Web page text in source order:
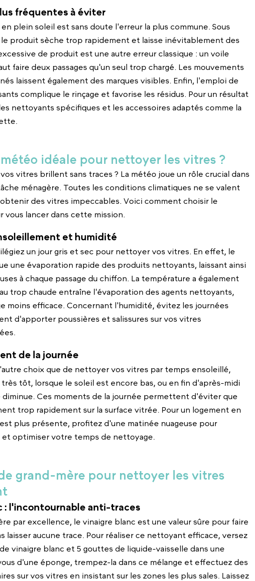
fréquentes à éviter
plein soleil est sans doute l'erreur la plus commune. Sous
le produit sèche trop rapidement et laisse inévitablement des
de produit est une autre erreur classique : un voile
faire deux passages qu'un seul trop chargé. Les mouvements
laissent également des marques visibles. Enfin, l'emploi de
complique le rinçage et favorise les résidus. Pour un résultat
nettoyants spécifiques et les accessoires adaptés comme la
idéale pour nettoyer les vitres ?
vitres brillent sans traces ? La météo joue un rôle crucial dans
ménagère. Toutes les conditions climatiques ne se valent
des vitres impeccables. Voici comment choisir le
vous lancer dans cette mission.
et humidité
un jour gris et sec pour nettoyer vos vitres. En effet, le
une évaporation rapide des produits nettoyants, laissant ainsi
à chaque passage du chiffon. La température a également
trop chaude entraîne l'évaporation des agents nettoyants,
moins efficace. Concernant l'humidité, évitez les journées
d'apporter poussières et salissures sur vos vitres
de la journée
choix que de nettoyer vos vitres par temps ensoleillé,
tôt, lorsque le soleil est encore bas, ou en fin d'après-midi
Ces moments de la journée permettent d'éviter que
trop rapidement sur la surface vitrée. Pour un logement en
plus présente, profitez d'une matinée nuageuse pour
et optimiser votre temps de nettoyage.
grand-mère pour nettoyer les vitres
: l'incontournable anti-traces
par excellence, le vinaigre blanc est une valeur sûre pour faire
laisser aucune trace. Pour réaliser ce nettoyant efficace, versez
vinaigre blanc et 5 gouttes de liquide-vaisselle dans une
d'une éponge, trempez-la dans ce mélange et effectuez des
sur vos vitres en insistant sur les zones les plus sales. Laissez